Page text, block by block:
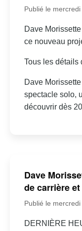
Publié le
Dave
ce nouveau
Tous les détails
Dave
spectacle solo,
découvrir dès
Dave
de carrière
Publié le
DERNIÈRE